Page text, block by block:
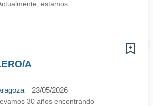
estamos ...
A
23/05/2026
30 años encontrando